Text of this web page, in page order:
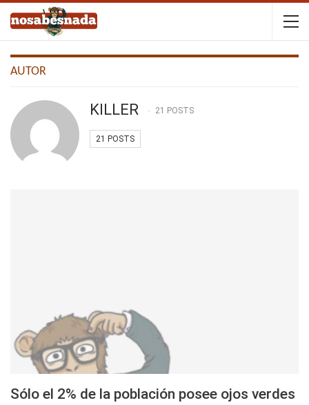
AUTOR
KILLER 21 POSTS
21 POSTS
Sólo el 2% de la población posee ojos verdes